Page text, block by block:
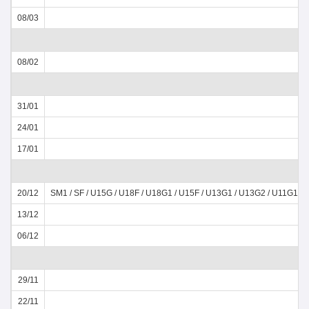
08/03
08/02
31/01
24/01
17/01
20/12 SM1 / SF / U15G / U18F / U18G1 / U15F / U13G1 / U13G2 / U11G1
13/12
06/12
29/11
22/11